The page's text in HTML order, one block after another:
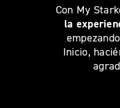
Con My
la
Inicio,